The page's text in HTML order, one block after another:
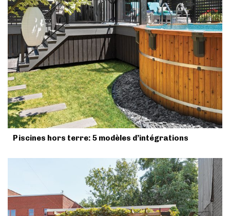
Piscines hors terre: 5 modèles d’intégrations